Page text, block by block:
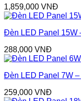
1,859,000 VNĐ
Đèn LED Panel 15W
288,000 VNĐ
Đèn LED Panel 7W
259,000 VNĐ